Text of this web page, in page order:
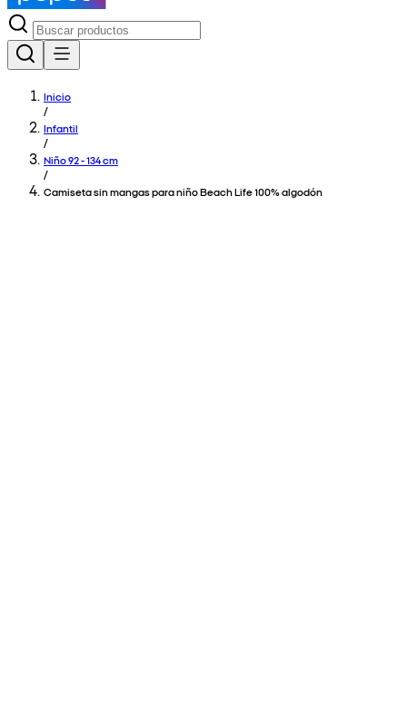
Inicio
/
Infantil
/
Niño 92 - 134 cm
/
Camiseta sin mangas para niño Beach Life 100% algodón